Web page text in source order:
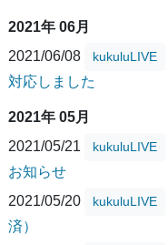
2021年 06月
2021/06/08
kukuluLIVE
対応しました
2021年 05月
2021/05/21
kukuluLIVE
お知らせ
2021/05/20
kukuluLIVE
済）